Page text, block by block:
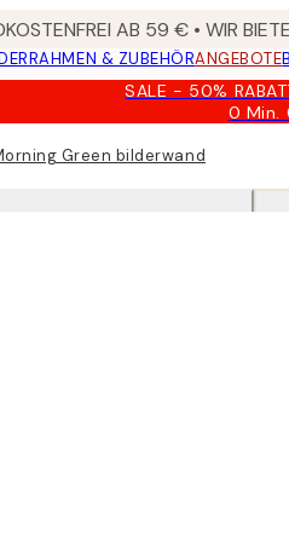
AB 59 € • WIR
RAHMEN & ZUBEHÖRANGEBOTE
SALE - 50%
0 Min.
Green bilderwand